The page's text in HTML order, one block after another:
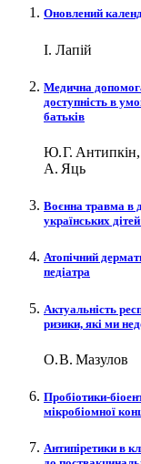
Оновлений
І. Лапій
Медична
доступність в
батьків
Ю. Г.
А. Яць
Воєнна травма в
українських
Атопічний
педіатра
Актуальність
ризики, які ми
О. В. Мазулов
Пробіотики-
мікробіомної
Антипіретики в